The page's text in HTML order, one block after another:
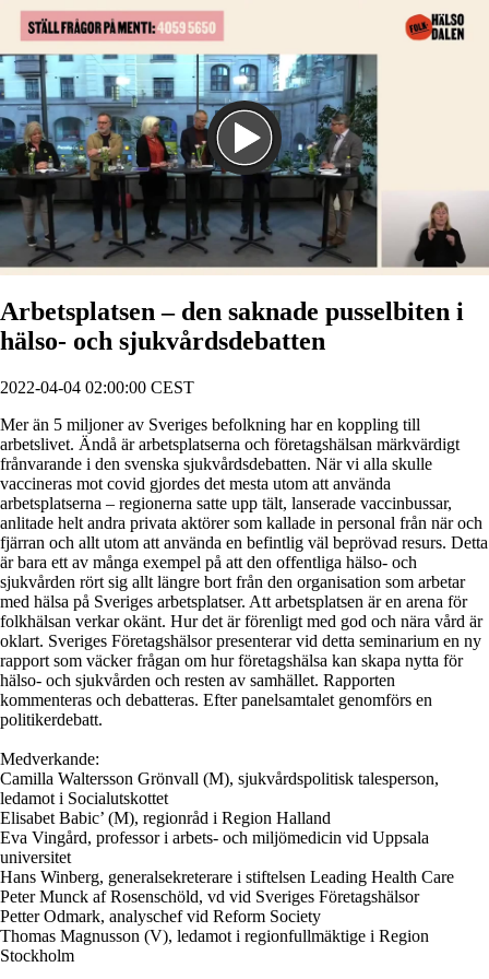
Spela
Arbetsplatsen – den saknade pusselbiten i
hälso- och sjukvårdsdebatten
2022-04-04 02:00:00 CEST
Mer än 5 miljoner av Sveriges befolkning har en koppling till
arbetslivet. Ändå är arbetsplatserna och företagshälsan märkvärdigt
frånvarande i den svenska sjukvårdsdebatten. När vi alla skulle
vaccineras mot covid gjordes det mesta utom att använda
arbetsplatserna – regionerna satte upp tält, lanserade vaccinbussar,
anlitade helt andra privata aktörer som kallade in personal från när och
fjärran och allt utom att använda en befintlig väl beprövad resurs. Detta
är bara ett av många exempel på att den offentliga hälso- och
sjukvården rört sig allt längre bort från den organisation som arbetar
med hälsa på Sveriges arbetsplatser. Att arbetsplatsen är en arena för
folkhälsan verkar okänt. Hur det är förenligt med god och nära vård är
oklart. Sveriges Företagshälsor presenterar vid detta seminarium en ny
rapport som väcker frågan om hur företagshälsa kan skapa nytta för
hälso- och sjukvården och resten av samhället. Rapporten
kommenteras och debatteras. Efter panelsamtalet genomförs en
politikerdebatt.
Medverkande:
Camilla Waltersson Grönvall (M), sjukvårdspolitisk talesperson,
ledamot i Socialutskottet
Elisabet Babic’ (M), regionråd i Region Halland
Eva Vingård, professor i arbets- och miljömedicin vid Uppsala
universitet
Hans Winberg, generalsekreterare i stiftelsen Leading Health Care
Peter Munck af Rosenschöld, vd vid Sveriges Företagshälsor
Petter Odmark, analyschef vid Reform Society
Thomas Magnusson (V), ledamot i regionfullmäktige i Region
Stockholm